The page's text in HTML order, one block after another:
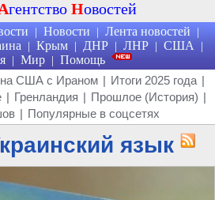
гентство Новостей
| Новости | Лента новостей |
| Крым | ДНР | ЛНР | США |
| Мир | Помощь
США с Ираном | Итоги 2025 года |
| Гренландия | Прошлое (История) |
| Популярные в соцсетях
язык